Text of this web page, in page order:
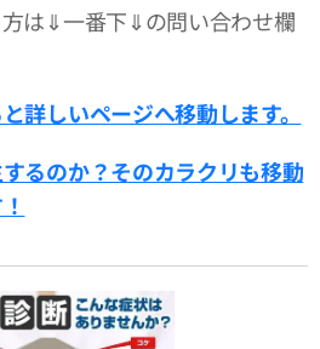
は⇓一番下⇓の問い合わせ欄
詳しいページへ移動します。
るのか？そのカラクリも移動